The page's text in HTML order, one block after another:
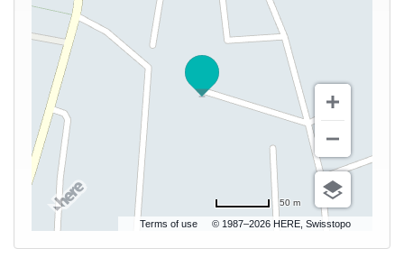
Terms of use © 1987–2026 HERE, Swisstopo
50 m